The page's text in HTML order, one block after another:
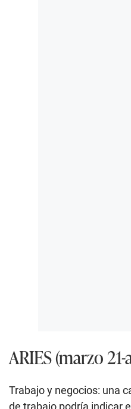
ARIES (marzo
Trabajo y negocios: una
de trabajo podría indicar